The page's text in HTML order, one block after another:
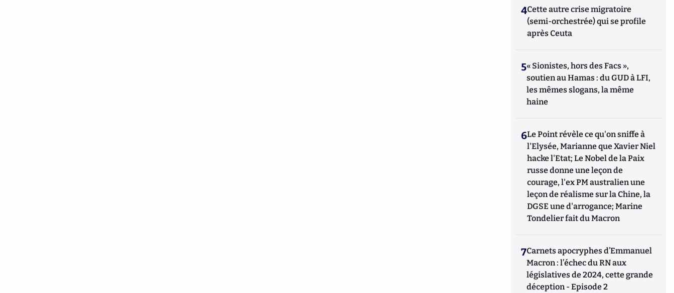
4Cette autre crise migratoire
(semi-orchestrée) qui se profile
après Ceuta
5« Sionistes, hors des Facs »,
soutien au Hamas : du GUD à LFI,
les mêmes slogans, la même
haine
6Le Point révèle ce qu'on sniffe à
l'Elysée, Marianne que Xavier Niel
hacke l'Etat; Le Nobel de la Paix
russe donne une leçon de
courage, l'ex PM australien une
leçon de réalisme sur la Chine, la
DGSE une d'arrogance; Marine
Tondelier fait du Macron
7Carnets apocryphes d’Emmanuel
Macron : l’échec du RN aux
législatives de 2024, cette grande
déception - Episode 2